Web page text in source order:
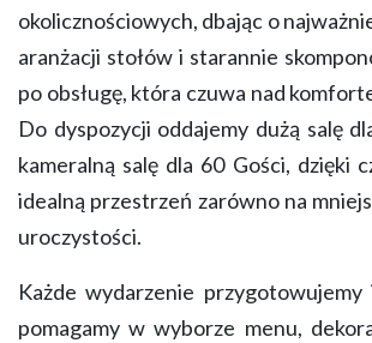
okolicznościowych, dbając o
aranżacji stołów i starannie
po obsługę, która czuwa nad
Do dyspozycji oddajemy dużą salę
kameralną salę dla 60 Gości, dzięki
idealną przestrzeń zarówno na
uroczystości.
Każde wydarzenie przygotowujemy
pomagamy w wyborze menu,